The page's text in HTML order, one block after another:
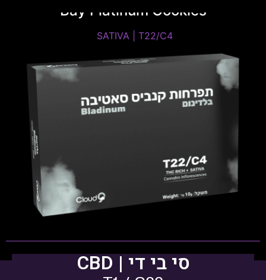
Bay Platinum Cookies
SATIVA | T22/C4 ​
SATIVA | T22/C4
THC: 20%-24% | CBD: 0%-1%
טרפנים דומיננטים: Caryophyllene, Limonene,
פתיחות שקית ומלאי זמין
סי בי די | CBD